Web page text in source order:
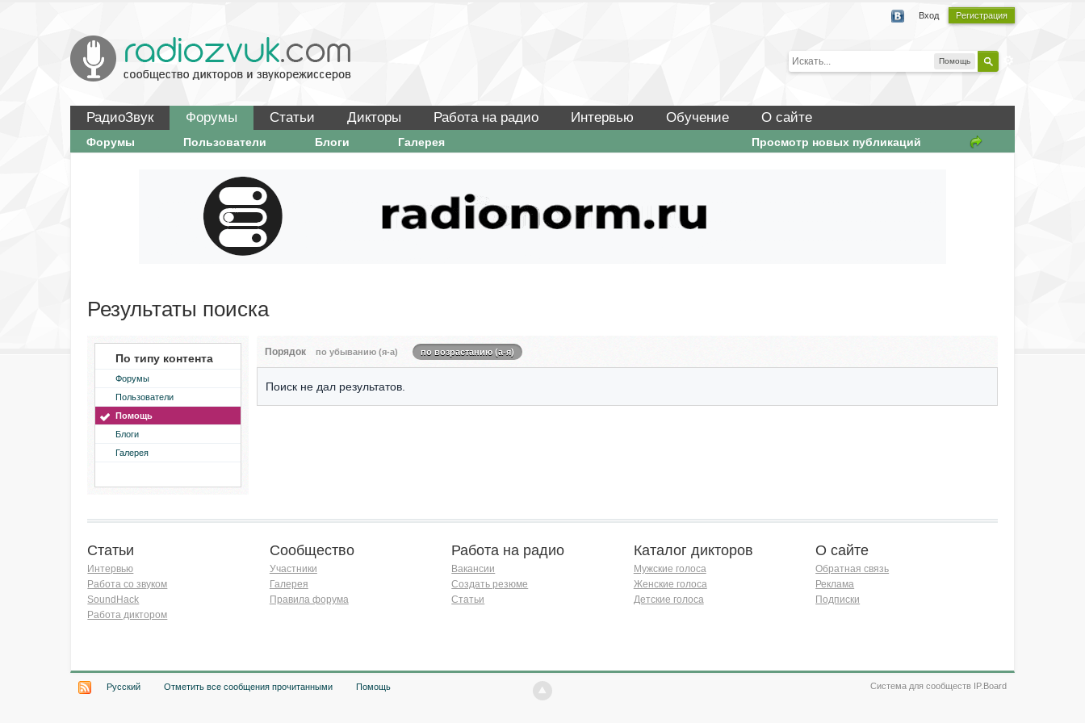
Вход Регистрация
Помощь
РадиоЗвук Форумы Статьи Дикторы Работа на радио Интервью Обучение О сайте
Просмотр новых публикаций
Форумы Пользователи Блоги Галерея
Результаты поиска
По типу контента
Форумы
Пользователи
Помощь
Блоги
Галерея
Порядок по убыванию (я-а) по возрастанию (а-я)
Поиск не дал результатов.
Статьи
Интервью
Работа со звуком
SoundHack
Работа диктором
Сообщество
Участники
Галерея
Правила форума
Работа на радио
Вакансии
Создать резюме
Статьи
Каталог дикторов
Мужские голоса
Женские голоса
Детские голоса
О сайте
Обратная связь
Реклама
Подписки
Русский Отметить все сообщения прочитанными Помощь Система для сообществ IP.Board